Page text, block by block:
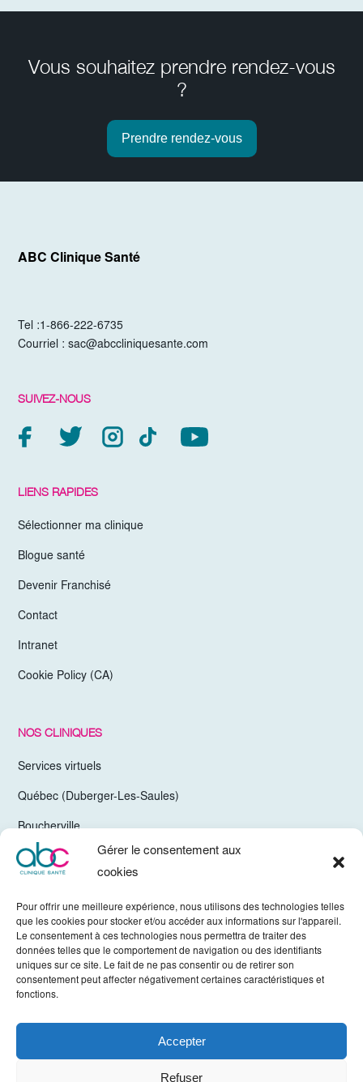
Gérer le consentement aux
cookies
Pour offrir une meilleure expérience, nous utilisons des technologies telles
que les cookies pour stocker et/ou accéder aux informations sur l'appareil.
Le consentement à ces technologies nous permettra de traiter des
données telles que le comportement de navigation ou des identifiants
uniques sur ce site. Le fait de ne pas consentir ou de retirer son
consentement peut affecter négativement certaines caractéristiques et
fonctions.
Accepter
Refuser
Vous souhaitez prendre rendez-vous
?
Prendre rendez-vous
ABC Clinique Santé
Tel :1-866-222-6735
Courriel :sac@abccliniquesante.com
SUIVEZ-NOUS
LIENS RAPIDES
Sélectionner ma clinique
Blogue santé
Devenir Franchisé
Contact
Intranet
Cookie Policy (CA)
NOS CLINIQUES
Services virtuels
Québec (Duberger-Les-Saules)
Boucherville
Trois-Rivières
Valleyfield
Mirabel
Vaudreuil-Dorion
Tous droits réservés © ABC Clinique 2022. -